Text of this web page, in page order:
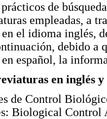
de
empleadas, a
el idioma inglés,
debido a
español, la
en inglés
de Control
Biological Control